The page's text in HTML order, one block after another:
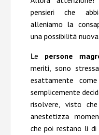
pensieri che
alleniamo la
una possibilità nuova.
Le persone
meriti, sono
esattamente
semplicemente
risolvere, visto
anestetizza
che poi restano li di